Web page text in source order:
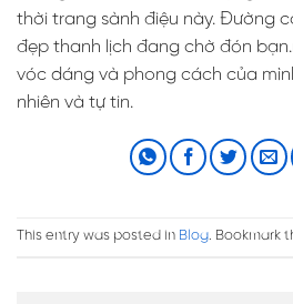
thời trang sành điệu này. Đường
đẹp thanh lịch đang chờ đón
vóc dáng và phong cách của
nhiên và tự tin.
This entry was posted in Blog. Bookmark